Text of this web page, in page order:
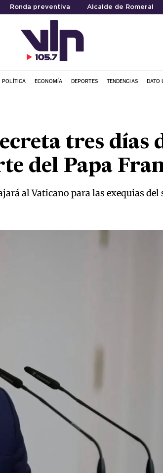
Ronda preventiva Alcalde de Romeral
POLÍTICA ECONOMÍA DEPORTES TENDENCIAS DATO
tres días
del Papa
al Vaticano para las exequias